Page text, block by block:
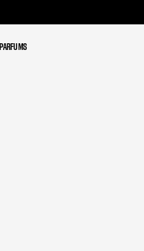
PARFUMS
PARFUMS